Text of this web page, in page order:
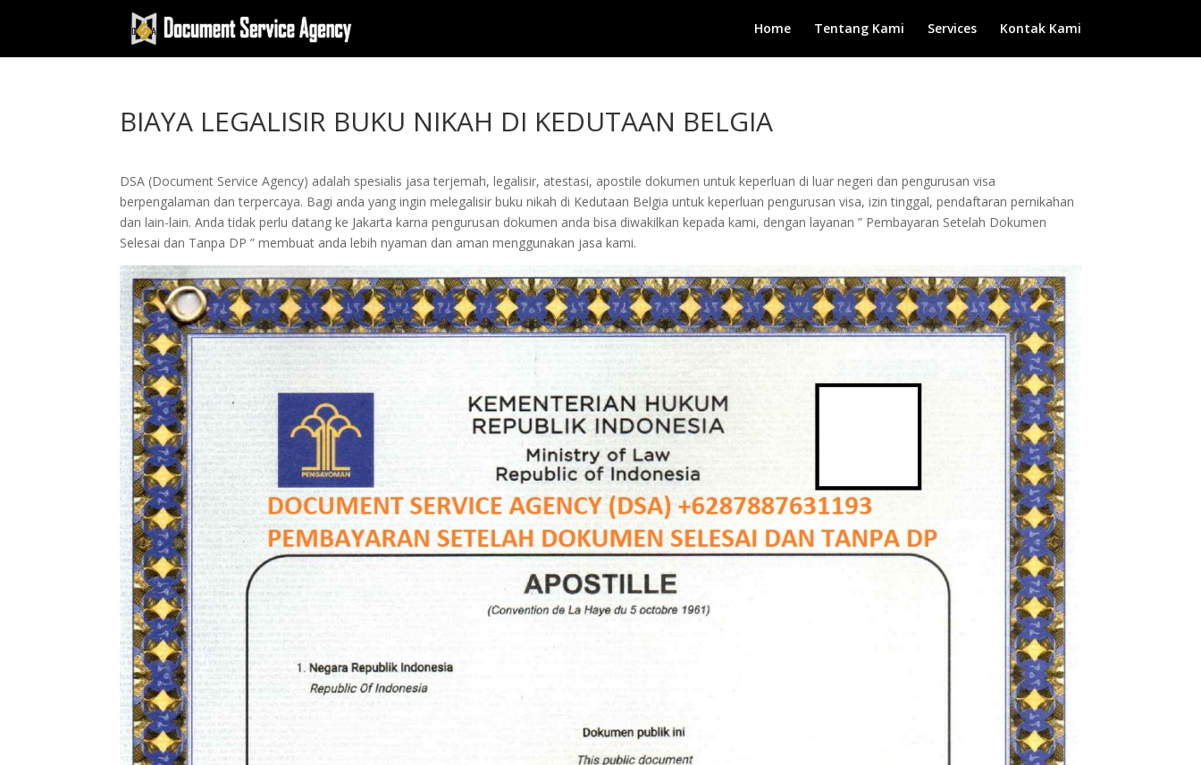
Home Tentang Kami Services Kontak Kami
BIAYA LEGALISIR BUKU NIKAH DI KEDUTAAN BELGIA
DSA (Document Service Agency) adalah spesialis jasa terjemah, legalisir, atestasi, apostile dokumen untuk keperluan di luar negeri dan pengurusan visa
berpengalaman dan terpercaya. Bagi anda yang ingin melegalisir buku nikah di Kedutaan Belgia untuk keperluan pengurusan visa, izin tinggal, pendaftaran pernikahan
dan lain-lain. Anda tidak perlu datang ke Jakarta karna pengurusan dokumen anda bisa diwakilkan kepada kami, dengan layanan ” Pembayaran Setelah Dokumen
Selesai dan Tanpa DP ” membuat anda lebih nyaman dan aman menggunakan jasa kami.